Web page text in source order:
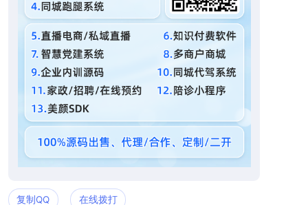
复制QQ 在线拨打